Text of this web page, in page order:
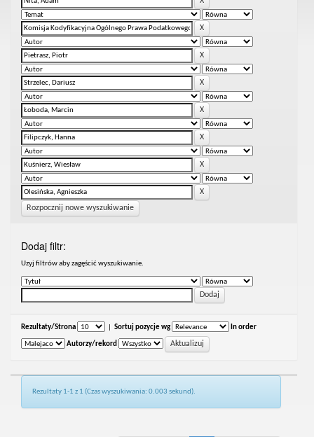
Rozpocznij nowe wyszukiwanie
Dodaj filtr:
Uzyj filtrów aby zagęścić wyszukiwanie.
Rezultaty/Strona Sortuj pozycje wg In order
Autorzy/rekord
Rezultaty 1-1 z 1 (Czas wyszukiwania: 0.003 sekund).